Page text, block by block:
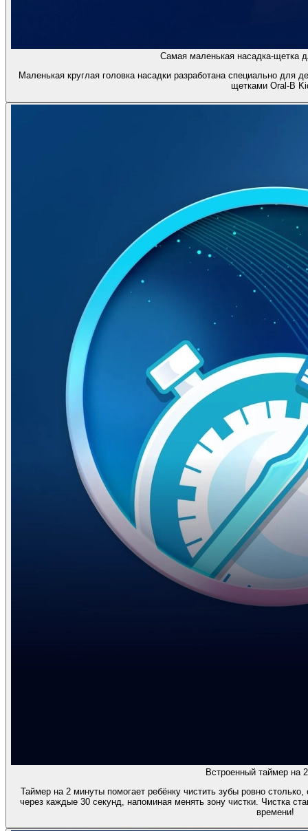
Самая маленькая насадка-щетка
Маленькая круглая головка насадки разработана специально для
щетками Oral-B
Встроенный таймер на
Таймер на 2 минуты помогает ребёнку чистить зубы ровно
через каждые 30 секунд, напоминая менять зону чистки. Чистка
времени!